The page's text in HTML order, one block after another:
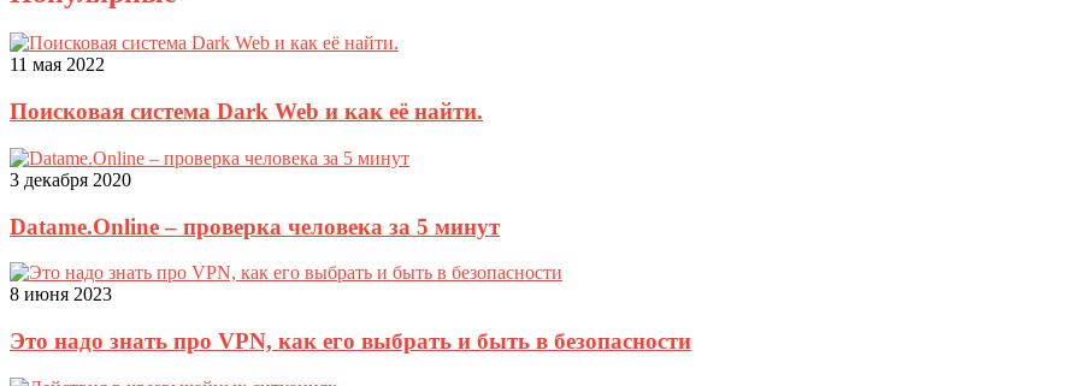
11 мая 2022
Поисковая система Dark Web и как её найти.
3 декабря 2020
Datame.Online – проверка человека за 5 минут
8 июня 2023
Это надо знать про VPN, как его выбрать и быть в безопасности